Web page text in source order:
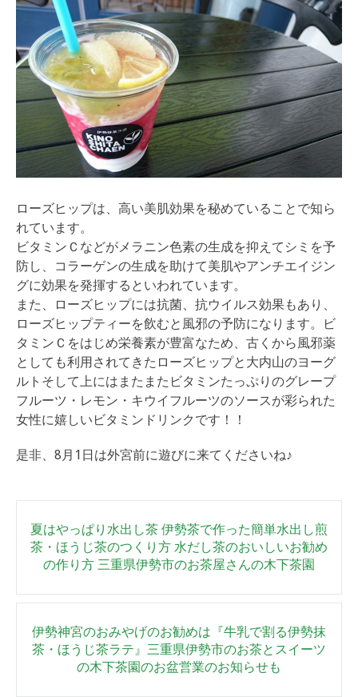
ローズヒップは、高い美肌効果を秘めていることで知ら
れています。
ビタミンＣなどがメラニン色素の生成を抑えてシミを予
防し、コラーゲンの生成を助けて美肌やアンチエイジン
グに効果を発揮するといわれています。
また、ローズヒップには抗菌、抗ウイルス効果もあり、
ローズヒップティーを飲むと風邪の予防になります。ビ
タミンＣをはじめ栄養素が豊富なため、古くから風邪薬
としても利用されてきたローズヒップと大内山のヨーグ
ルトそして上にはまたまたビタミンたっぷりのグレープ
フルーツ・レモン・キウイフルーツのソースが彩られた
女性に嬉しいビタミンドリンクです！！
是非、8月1日は外宮前に遊びに来てくださいね♪
navigation
夏はやっぱり水出し茶 伊勢茶で作った簡単水出し煎
茶・ほうじ茶のつくり方 水だし茶のおいしいお勧め
の作り方 三重県伊勢市のお茶屋さんの木下茶園
伊勢神宮のおみやげのお勧めは『牛乳で割る伊勢抹
茶・ほうじ茶ラテ』三重県伊勢市のお茶とスイーツ
の木下茶園のお盆営業のお知らせも